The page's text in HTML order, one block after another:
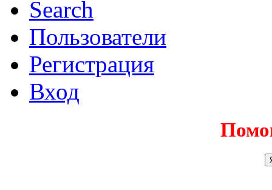
Search
Пользователи
Регистрация
Вход